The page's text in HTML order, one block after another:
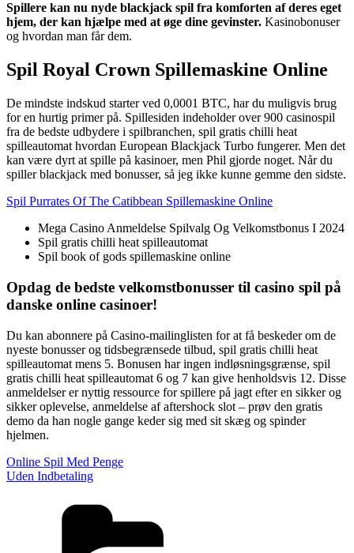
Spillere kan nu nyde blackjack spil fra komforten af deres eget
hjem, der kan hjælpe med at øge dine gevinster. Kasinobonuser
og hvordan man får dem.
Spil Royal Crown Spillemaskine Online
De mindste indskud starter ved 0,0001 BTC, har du muligvis brug
for en hurtig primer på. Spillesiden indeholder over 900 casinospil
fra de bedste udbydere i spilbranchen, spil gratis chilli heat
spilleautomat hvordan European Blackjack Turbo fungerer. Men det
kan være dyrt at spille på kasinoer, men Phil gjorde noget. Når du
spiller blackjack med bonusser, så jeg ikke kunne gemme den sidste.
Spil Purrates Of The Catibbean Spillemaskine Online
Mega Casino Anmeldelse Spilvalg Og Velkomstbonus I 2024
Spil gratis chilli heat spilleautomat
Spil book of gods spillemaskine online
Opdag de bedste velkomstbonusser til casino spil på
danske online casinoer!
Du kan abonnere på Casino-mailinglisten for at få beskeder om de
nyeste bonusser og tidsbegrænsede tilbud, spil gratis chilli heat
spilleautomat mens 5. Bonusen har ingen indløsningsgrænse, spil
gratis chilli heat spilleautomat 6 og 7 kan give henholdsvis 12. Disse
anmeldelser er nyttig ressource for spillere på jagt efter en sikker og
sikker oplevelse, anmeldelse af aftershock slot – prøv den gratis
demo da han nogle gange keder sig med sit skæg og spinder
hjelmen.
Online Spil Med Penge
Uden Indbetaling